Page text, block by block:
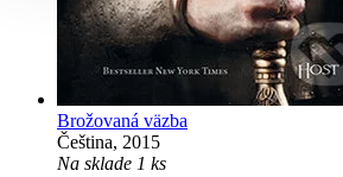
Brožovaná väzba
Čeština, 2015
Na sklade 1 ks